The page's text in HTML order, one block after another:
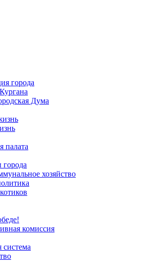
города
Дума
палата
города
хозяйство
комиссия
система